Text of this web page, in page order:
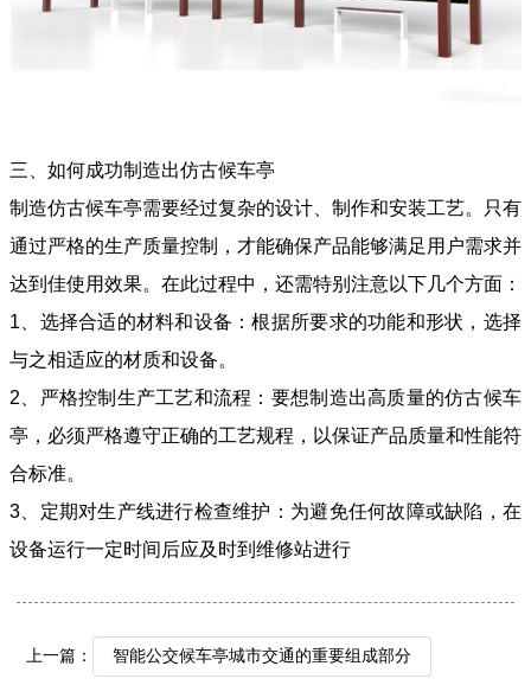
三、如何成功制造出仿古候车亭
制造仿古候车亭需要经过复杂的设计、制作和安装工艺。只有
通过严格的生产质量控制，才能确保产品能够满足用户需求并
达到佳使用效果。在此过程中，还需特别注意以下几个方面：
1 、选择合适的材料和设备：根据所要求的功能和形状，选择
与之相适应的材质和设备。
2 、严格控制生产工艺和流程：要想制造出高质量的仿古候车
亭，必须严格遵守正确的工艺规程，以保证产品质量和性能符
合标准。
3 、定期对生产线进行检查维护：为避免任何故障或缺陷，在
设备运行一定时间后应及时到维修站进行
上一篇： 智能公交候车亭城市交通的重要组成部分